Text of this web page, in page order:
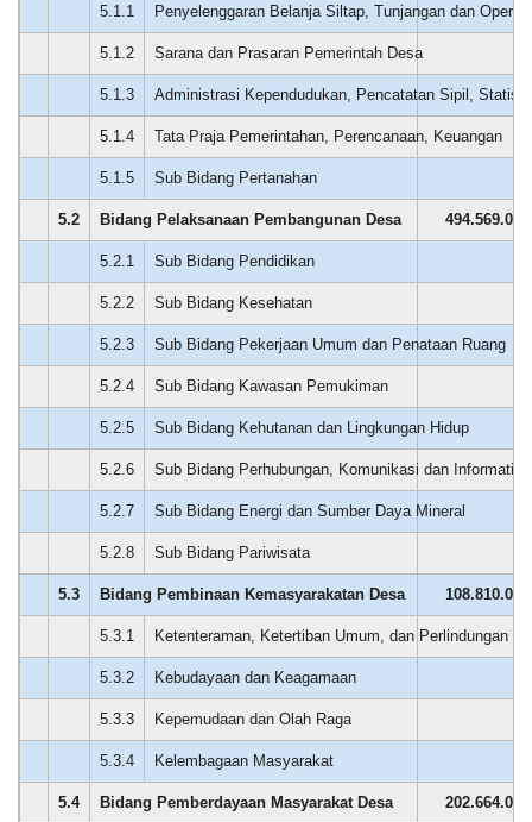
5.1.1 Penyelenggaran Belanja Siltap, Tunjangan dan
5.1.2 Sarana dan Prasaran Pemerintah Desa
5.1.3 Administrasi Kependudukan, Pencatatan Sipil,
5.1.4 Tata Praja Pemerintahan, Perencanaan, Keuangan
5.1.5 Sub Bidang Pertanahan
5.2 Bidang Pelaksanaan Pembangunan Desa
5.2.1 Sub Bidang Pendidikan
5.2.2 Sub Bidang Kesehatan
5.2.3 Sub Bidang Pekerjaan Umum dan Penataan Ruang
5.2.4 Sub Bidang Kawasan Pemukiman
5.2.5 Sub Bidang Kehutanan dan Lingkungan Hidup
5.2.6 Sub Bidang Perhubungan, Komunikasi dan Informatika
5.2.7 Sub Bidang Energi dan Sumber Daya Mineral
5.2.8 Sub Bidang Pariwisata
5.3 Bidang Pembinaan Kemasyarakatan Desa
5.3.1 Ketenteraman, Ketertiban Umum, dan Perlindungan
5.3.2 Kebudayaan dan Keagamaan
5.3.3 Kepemudaan dan Olah Raga
5.3.4 Kelembagaan Masyarakat
5.4 Bidang Pemberdayaan Masyarakat Desa
15
April
2026
170
Kali
Mekarsari
Komit
Dukung
Program
BPJS
Ketenagakerjaan,
Hadiri
Sosialisasi
UCJ
dan
Penyerahan
Santunan
1.091.916.000,00
Realisasi
RP
520.474.900,00
Bagi Hasil Pajak Dan Retribusi